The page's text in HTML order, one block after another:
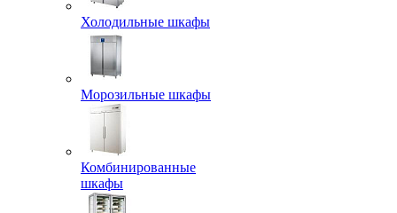
Холодильные шкафы
Морозильные шкафы
Комбинированные
шкафы